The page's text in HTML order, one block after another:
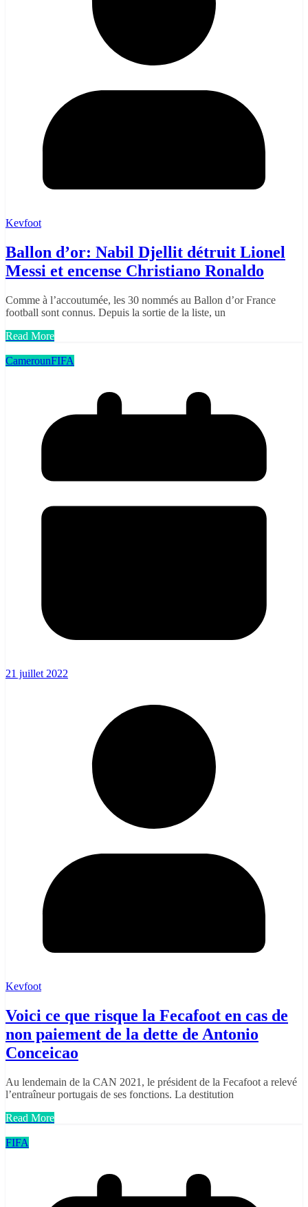
Kevfoot
Ballon d’or: Nabil Djellit détruit Lionel
Messi et encense Christiano Ronaldo
Comme à l’accoutumée, les 30 nommés au Ballon d’or France
football sont connus. Depuis la sortie de la liste, un
Read More
CamerounFIFA
21 juillet 2022
Kevfoot
Voici ce que risque la Fecafoot en cas de
non paiement de la dette de Antonio
Conceicao
Au lendemain de la CAN 2021, le président de la Fecafoot a relevé
l’entraîneur portugais de ses fonctions. La destitution
Read More
FIFA